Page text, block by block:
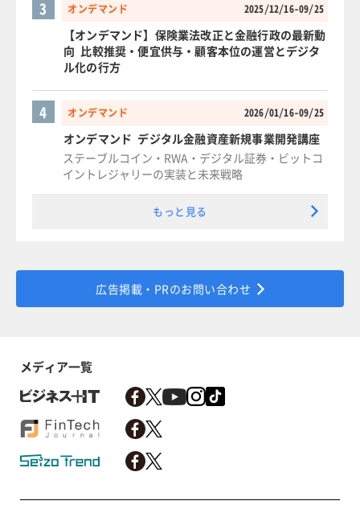
オンデマンド 2025/12/16-09/25
3
【オンデマンド】保険業法改正と金融行政の最新動
向 比較推奨・便宜供与・顧客本位の運営とデジタ
ル化の行方
オンデマンド 2026/01/16-09/25
4
オンデマンド デジタル金融資産新規事業開発講座
ステーブルコイン・RWA・デジタル証券・ビットコ
イントレジャリーの実装と未来戦略
もっと見る
広告掲載・PRのお問い合わせ
メディア一覧